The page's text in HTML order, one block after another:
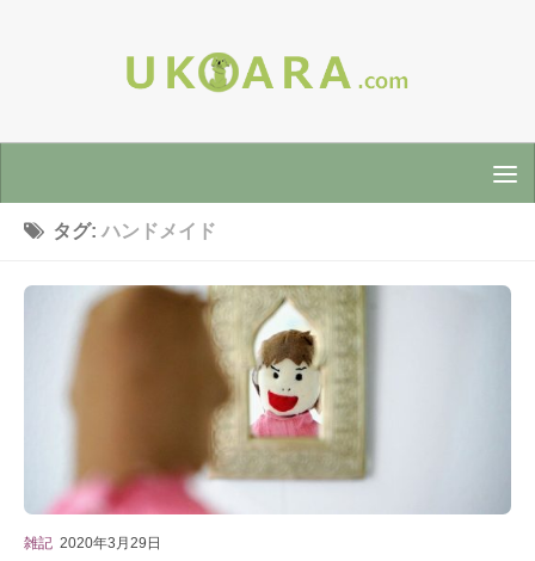
タグ:ハンドメイド
雑記 2020年3月29日